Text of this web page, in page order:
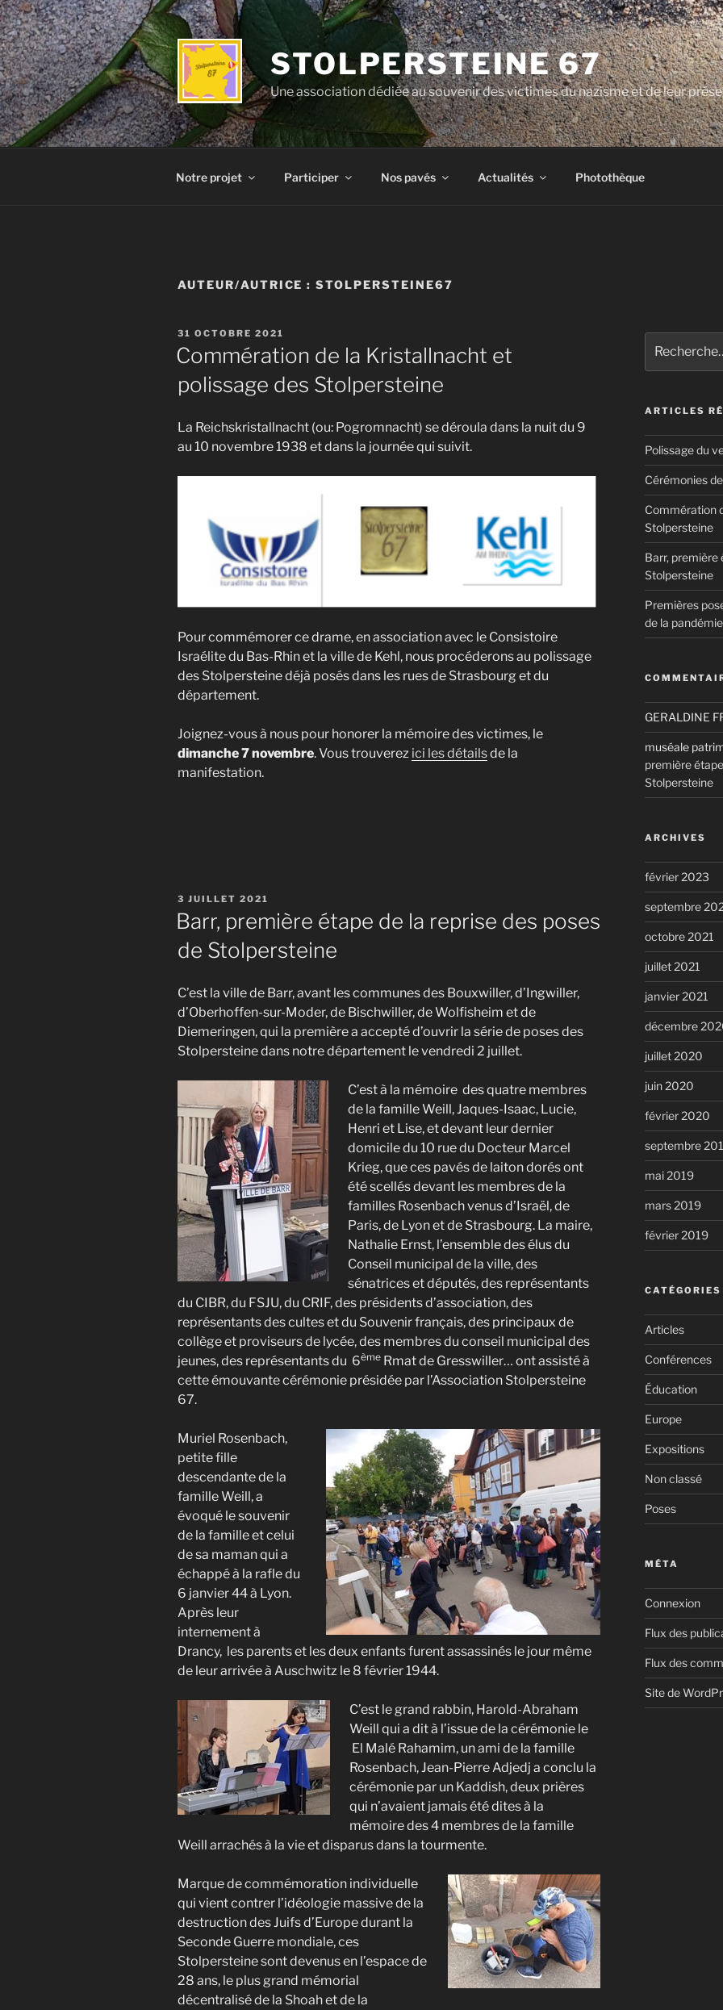
Aller
au
contenu
principal
STOLPERSTEINE 67
Une association dédiée au souvenir des victimes du nazisme et de leur
Notre projet Participer Nos pavés Actualités Photothèque
AUTEUR/AUTRICE :STOLPERSTEINE67
PUBLIÉ
LE
31 OCTOBRE 2021
Commération de la Kristallnacht et
polissage des Stolpersteine
La Reichskristallnacht (ou: Pogromnacht) se déroula dans la nuit du 9
au 10 novembre 1938 et dans la journée qui suivit.
Pour commémorer ce drame, en association avec le Consistoire
Israélite du Bas-Rhin et la ville de Kehl, nous procéderons au polissage
des Stolpersteine déjà posés dans les rues de Strasbourg et du
département.
Joignez-vous à nous pour honorer la mémoire des victimes, le
dimanche 7 novembre. Vous trouverez ici lesdétailsde la
manifestation.
PUBLIÉ
LE
3 JUILLET 2021
Barr, première étape de la reprise des poses
de Stolpersteine
C’est la ville de Barr, avant les communes des Bouxwiller, d’Ingwiller,
d’Oberhoffen-sur-Moder, de Bischwiller, de Wolfisheim et de
Diemeringen, qui la première a accepté d’ouvrir la série de poses des
Stolpersteine dans notre département le vendredi 2 juillet.
C’est à la mémoire des quatre membres
de la famille Weill, Jaques-Isaac, Lucie,
Henri et Lise, et devant leur dernier
domicile du 10 rue du Docteur Marcel
Krieg, que ces pavés de laiton dorés ont
été scellés devant les membres de la
familles Rosenbach venus d’Israël, de
Paris, de Lyon et de Strasbourg. La maire,
Nathalie Ernst, l’ensemble des élus du
Conseil municipal de la ville, des
sénatrices et députés, des représentants
du CIBR, du FSJU, du CRIF, des présidents d’association, des
représentants des cultes et du Souvenir français, des principaux de
collège et proviseurs de lycée, des membres du conseil municipal des
jeunes, des représentants du 6ème Rmat de Gresswiller… ont assisté à
cette émouvante cérémonie présidée par l’Association Stolpersteine
67.
Muriel Rosenbach,
petite fille
descendante de la
famille Weill, a
évoqué le souvenir
de la famille et celui
de sa maman qui a
échappé à la rafle du
6 janvier 44 à Lyon.
Après leur
internement à
Drancy, les parents et les deux enfants furent assassinés le jour même
de leur arrivée à Auschwitz le 8 février 1944.
C’est le grand rabbin, Harold-Abraham
Weill qui a dit à l’issue de la cérémonie le
El Malé Rahamim, un ami de la famille
Rosenbach, Jean-Pierre Adjedj a conclu la
cérémonie par un Kaddish, deux prières
qui n’avaient jamais été dites à la
mémoire des 4 membres de la famille
Weill arrachés à la vie et disparus dans la tourmente.
Marque de commémoration individuelle
qui vient contrer l’idéologie massive de la
destruction des Juifs d’Europe durant la
Seconde Guerre mondiale, ces
Stolpersteine sont devenus en l’espace de
28 ans, le plus grand mémorial
décentralisé de la Shoah et de la
pour
:
ARTICLES
Polissage du
Cérémonies
Commération
Stolpersteine
Barr, première
Stolpersteine
Premières
de la pandémie
GERALDINE
muséale
première
Stolpersteine
ARCHIVES
février 2023
septembre
octobre 2021
juillet 2021
janvier 2021
décembre
juillet 2020
juin 2020
février 2020
septembre
mai 2019
mars 2019
février 2019
CATÉGORIES
Articles
Conférences
Éducation
Europe
Expositions
Non classé
Poses
MÉTA
Connexion
Flux des
Flux des
Site de